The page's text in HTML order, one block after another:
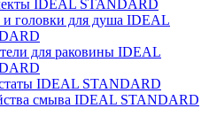
IDEAL STANDARD
головки для душа IDEAL
для раковины IDEAL
IDEAL STANDARD
смыва IDEAL STANDARD